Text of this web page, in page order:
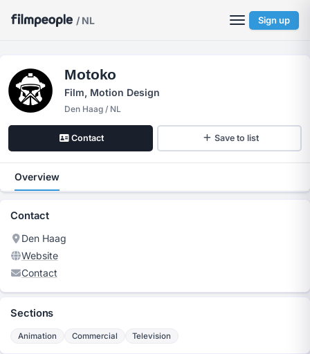
/ NL Sign up
Motoko
Film, Motion Design
Den Haag / NL
Contact Save to list
Overview
Contact
Den Haag
Website
Contact
Sections
Animation Commercial Television